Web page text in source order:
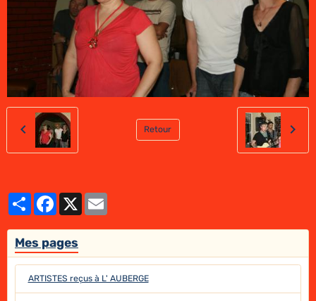
Retour
PartagerFacebook
X
Mes pages
ARTISTES reçus à L' AUBERGE